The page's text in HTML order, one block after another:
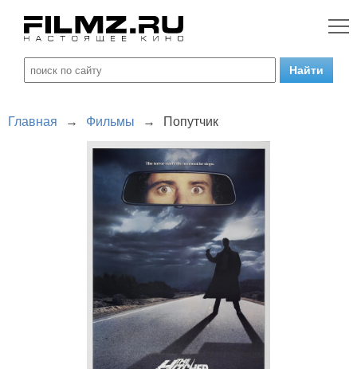
Главная → Фильмы → Попутчик